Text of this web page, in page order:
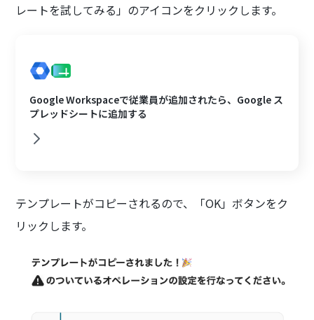
レートを試してみる」のアイコンをクリックします。
Google Workspaceで従業員が追加されたら、Google ス
プレッドシートに追加する
テンプレートがコピーされるので、「OK」ボタンをク
リックします。